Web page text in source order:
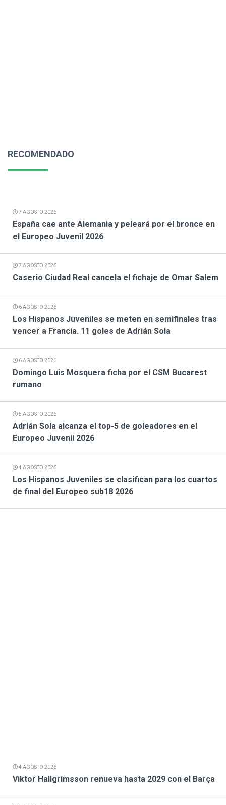
RECOMENDADO
7 AGOSTO 2026
España cae ante Alemania y peleará por el bronce en
el Europeo Juvenil 2026
7 AGOSTO 2026
Caserio Ciudad Real cancela el fichaje de Omar Salem
6 AGOSTO 2026
Los Hispanos Juveniles se meten en semifinales tras
vencer a Francia. 11 goles de Adrián Sola
6 AGOSTO 2026
Domingo Luis Mosquera ficha por el CSM Bucarest
rumano
5 AGOSTO 2026
Adrián Sola alcanza el top-5 de goleadores en el
Europeo Juvenil 2026
4 AGOSTO 2026
Los Hispanos Juveniles se clasifican para los cuartos
de final del Europeo sub18 2026
4 AGOSTO 2026
Viktor Hallgrimsson renueva hasta 2029 con el Barça